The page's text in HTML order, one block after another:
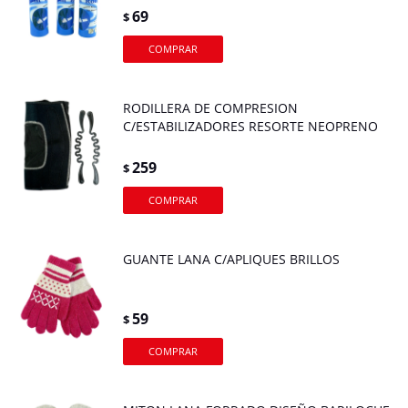
$69
RODILLERA DE COMPRESION
C/ESTABILIZADORES RESORTE NEOPRENO
$259
GUANTE LANA C/APLIQUES BRILLOS
$59